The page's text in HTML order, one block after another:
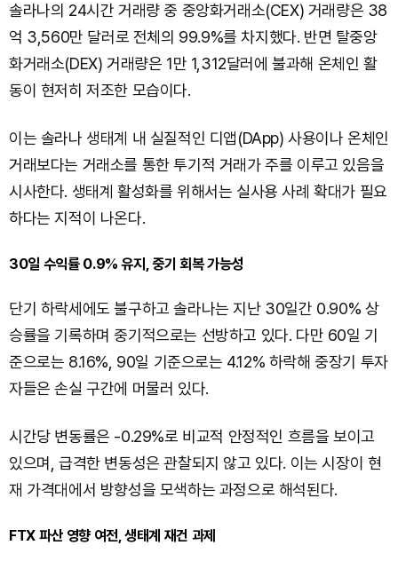
솔라나의 24시간 거래량 중 중앙화거래소(CEX) 거래량은 38
억 3,560만 달러로 전체의 99.9%를 차지했다. 반면 탈중앙
화거래소(DEX) 거래량은 1만 1,312달러에 불과해 온체인 활
동이 현저히 저조한 모습이다.
이는 솔라나 생태계 내 실질적인 디앱(DApp) 사용이나 온체인
거래보다는 거래소를 통한 투기적 거래가 주를 이루고 있음을
시사한다. 생태계 활성화를 위해서는 실사용 사례 확대가 필요
하다는 지적이 나온다.
30일 수익률 0.9% 유지, 중기 회복 가능성
단기 하락세에도 불구하고 솔라나는 지난 30일간 0.90% 상
승률을 기록하며 중기적으로는 선방하고 있다. 다만 60일 기
준으로는 8.16%, 90일 기준으로는 4.12% 하락해 중장기 투자
자들은 손실 구간에 머물러 있다.
시간당 변동률은 -0.29%로 비교적 안정적인 흐름을 보이고
있으며, 급격한 변동성은 관찰되지 않고 있다. 이는 시장이 현
재 가격대에서 방향성을 모색하는 과정으로 해석된다.
FTX 파산 영향 여전, 생태계 재건 과제